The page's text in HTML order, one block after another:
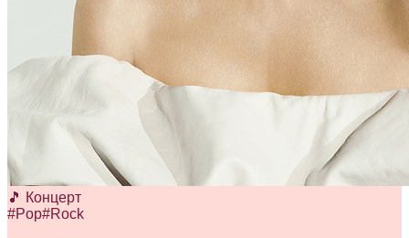
🎵 Концерт
#Pop#Rock